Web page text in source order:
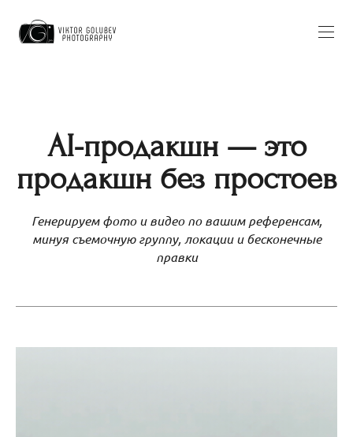
AI-продакшн — это
продакшн без простоев
Генерируем фото и видео по вашим референсам,
минуя съемочную группу, локации и бесконечные
правки